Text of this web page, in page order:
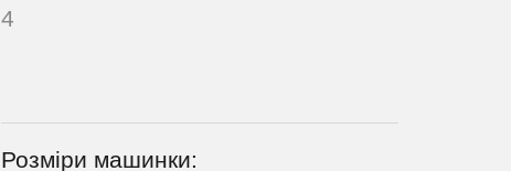
4
Розміри машинки: